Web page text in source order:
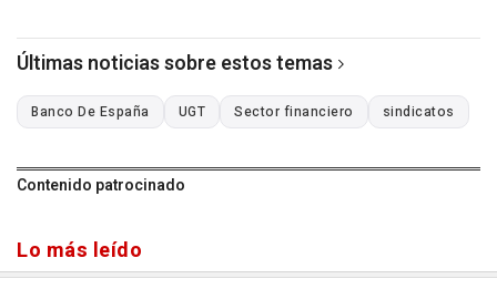
Últimas noticias sobre estos temas
Banco De España UGT Sector financiero sindicatos
Contenido patrocinado
Lo más leído